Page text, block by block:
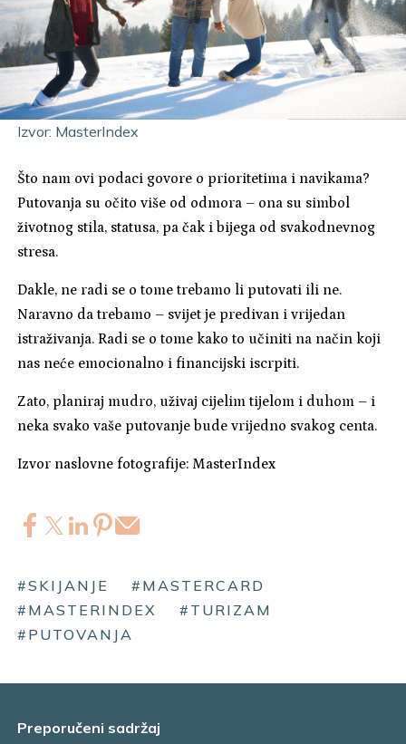
Izvor: MasterIndex
Što nam ovi podaci govore o prioritetima i navikama?
Putovanja su očito više od odmora – ona su simbol
životnog stila, statusa, pa čak i bijega od svakodnevnog
stresa.
Dakle, ne radi se o tome trebamo li putovati ili ne.
Naravno da trebamo – svijet je predivan i vrijedan
istraživanja. Radi se o tome kako to učiniti na način koji
nas neće emocionalno i financijski iscrpiti.
Zato, planiraj mudro, uživaj cijelim tijelom i duhom – i
neka svako vaše putovanje bude vrijedno svakog centa.
Izvor naslovne fotografije: MasterIndex
#SKIJANJE
#MASTERCARD
#MASTERINDEX
#TURIZAM
#PUTOVANJA
Preporučeni sadržaj